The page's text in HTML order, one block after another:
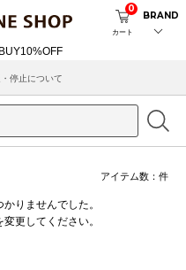
カート
0
BRAND
停止について
アイテム数： 件
りませんでした。
更してください。